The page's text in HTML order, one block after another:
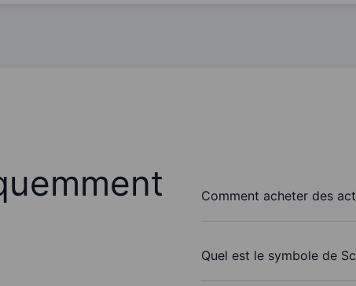
Comment acheter des
Quel est le symbole de